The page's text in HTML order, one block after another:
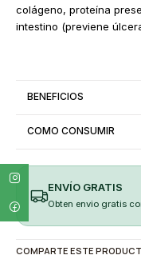
colágeno, proteína
intestino (previene
BENEFICIOS
COMO CONSUMIR
ENVÍO GRATIS
Obten envio gratis
COMPARTE ESTE